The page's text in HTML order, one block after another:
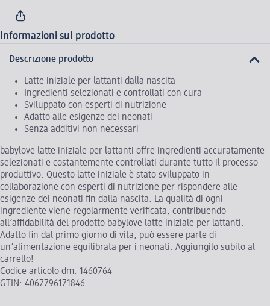
Informazioni sul prodotto
Descrizione prodotto
Latte iniziale per lattanti dalla nascita
Ingredienti selezionati e controllati con cura
Sviluppato con esperti di nutrizione
Adatto alle esigenze dei neonati
Senza additivi non necessari
babylove latte iniziale per lattanti offre ingredienti accuratamente
selezionati e costantemente controllati durante tutto il processo
produttivo. Questo latte iniziale è stato sviluppato in
collaborazione con esperti di nutrizione per rispondere alle
esigenze dei neonati fin dalla nascita. La qualità di ogni
ingrediente viene regolarmente verificata, contribuendo
all’affidabilità del prodotto babylove latte iniziale per lattanti.
Adatto fin dal primo giorno di vita, può essere parte di
un’alimentazione equilibrata per i neonati. Aggiungilo subito al
carrello!
Codice articolo dm: 1460764
GTIN: 4067796171846